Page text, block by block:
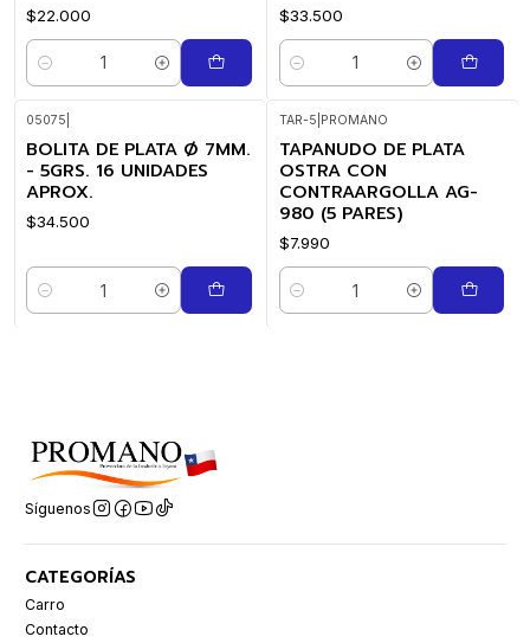
$22.000
Cantidad
$33.500
Cantidad
05075
BOLITA DE PLATA Ø 7MM.
- 5GRS. 16 UNIDADES
APROX.
$34.500
Cantidad
TAR-5 PROMANO
TAPANUDO DE PLATA
OSTRA CON
CONTRAARGOLLA AG-
980 (5 PARES)
$7.990
Cantidad
Síguenos
CATEGORÍAS
Carro
Contacto